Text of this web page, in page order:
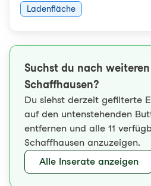
Ladenfläche
Suchst du nach
Schaffhausen?
Du siehst derzeit gefilterte
auf den untenstehenden
entfernen und alle 11
Schaffhausen anzuzeigen.
Alle Inserate anzeigen